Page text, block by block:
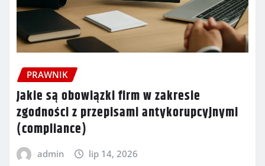
PRAWNIK
Jakie są obowiązki firm w zakresie
zgodności z przepisami antykorupcyjnymi
(compliance)
admin lip 14, 2026